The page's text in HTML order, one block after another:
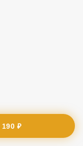
190 ₽